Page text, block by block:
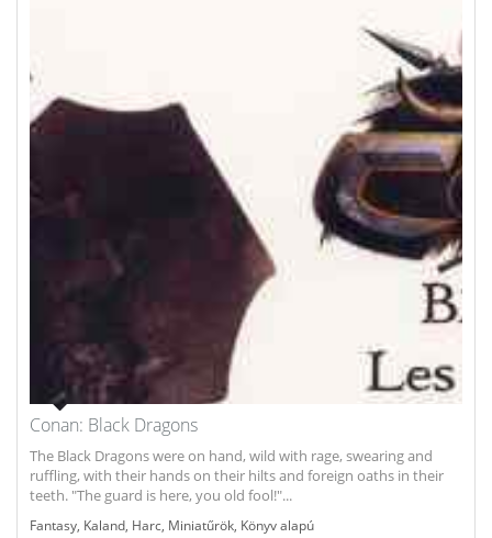
Conan: Black Dragons
The Black Dragons were on hand, wild with rage, swearing and
ruffling, with their hands on their hilts and foreign oaths in their
teeth. "The guard is here, you old fool!"...
Fantasy Kaland Harc Miniatűrök Könyv alapú